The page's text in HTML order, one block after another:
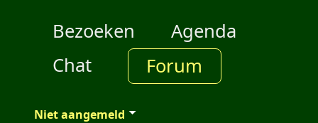
Bezoeken
Agenda
Chat
Forum
Niet aangemeld